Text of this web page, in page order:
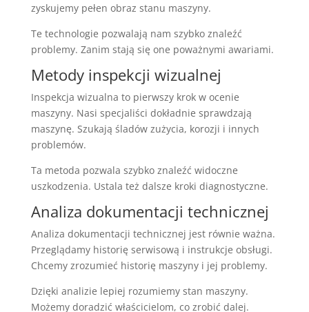
zyskujemy pełen obraz stanu maszyny.
Te technologie pozwalają nam szybko znaleźć
problemy. Zanim stają się one poważnymi awariami.
Metody inspekcji wizualnej
Inspekcja wizualna to pierwszy krok w ocenie
maszyny. Nasi specjaliści dokładnie sprawdzają
maszynę. Szukają śladów zużycia, korozji i innych
problemów.
Ta metoda pozwala szybko znaleźć widoczne
uszkodzenia. Ustala też dalsze kroki diagnostyczne.
Analiza dokumentacji technicznej
Analiza dokumentacji technicznej jest równie ważna.
Przeglądamy historię serwisową i instrukcje obsługi.
Chcemy zrozumieć historię maszyny i jej problemy.
Dzięki analizie lepiej rozumiemy stan maszyny.
Możemy doradzić właścicielom, co zrobić dalej.